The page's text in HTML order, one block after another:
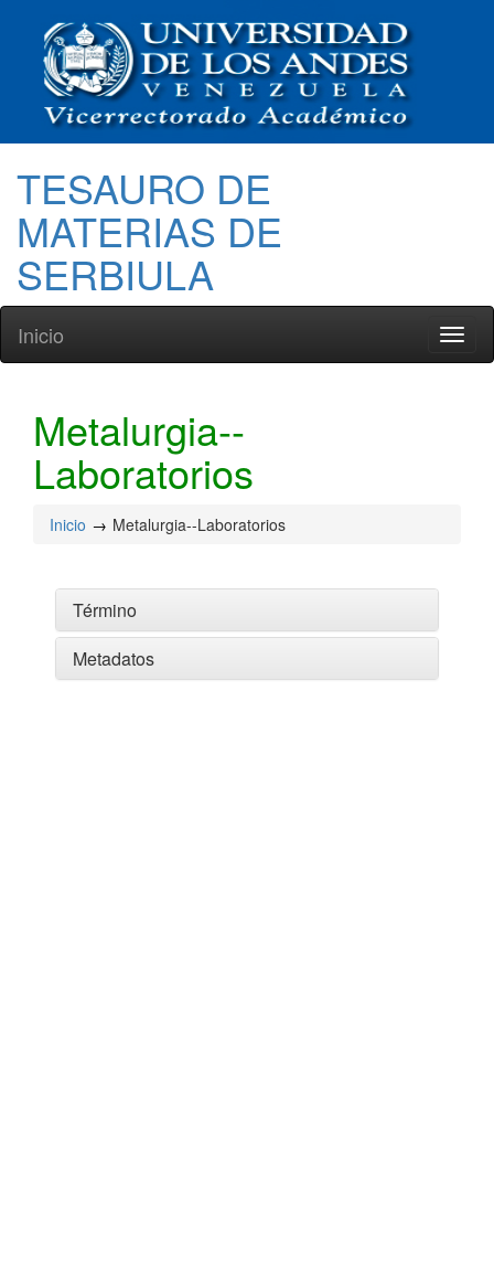
TESAURO DE
MATERIAS DE
SERBIULA
Inicio
Metalurgia--
Laboratorios
Inicio Metalurgia--Laboratorios
Término
Metadatos